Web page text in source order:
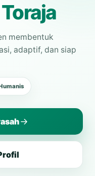
membentuk
adaptif, dan siap